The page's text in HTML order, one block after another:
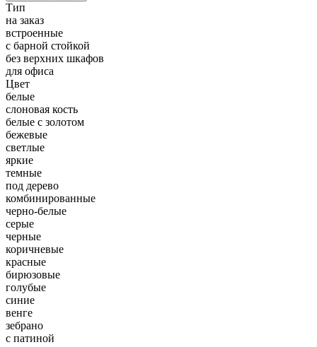
Тип
на заказ
встроенные
с барной стойкой
без верхних шкафов
для офиса
Цвет
белые
слоновая кость
белые с золотом
бежевые
светлые
яркие
темные
под дерево
комбинированные
черно-белые
серые
черные
коричневые
красные
бирюзовые
голубые
синие
венге
зебрано
с патиной